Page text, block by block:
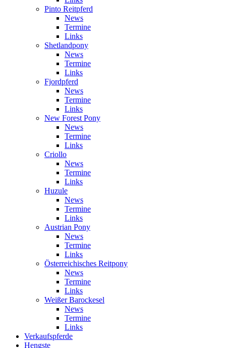
Pinto Reitpferd
News
Termine
Links
Shetlandpony
News
Termine
Links
Fjordpferd
News
Termine
Links
New Forest Pony
News
Termine
Links
Criollo
News
Termine
Links
Huzule
News
Termine
Links
Austrian Pony
News
Termine
Links
Österreichisches Reitpony
News
Termine
Links
Weißer Barockesel
News
Termine
Links
Verkaufspferde
Hengste